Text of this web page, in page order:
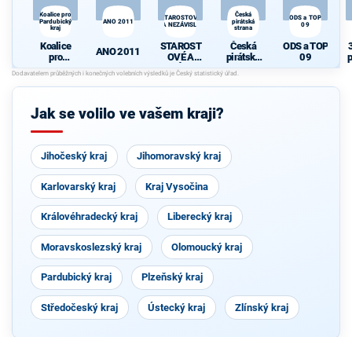
Koalice pro
Pardubický
kraj
Koalice
pro
Pardubick
ý kraj
ANO 2011
ANO 2011
STAROSTOVÉ
A NEZÁVISLÍ
STAROST
OVÉ A
NEZÁVISL
Í
Česká
pirátská
strana
Česká
pirátská
strana
ODS a TOP
09
ODS a TOP
09
Jak se volilo ve vašem kraji?
Jihočeský kraj Jihomoravský kraj
Karlovarský kraj Kraj Vysočina
Královéhradecký kraj Liberecký kraj
Moravskoslezský kraj Olomoucký kraj
Pardubický kraj Plzeňský kraj
Středočeský kraj Ústecký kraj Zlínský kraj